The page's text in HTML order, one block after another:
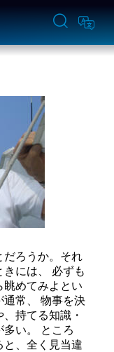
だろうか。それ
には、 必ずも
眺めてみよとい
通常、 物事を決
持てる知識・
い。 ところ
と、全く見当違